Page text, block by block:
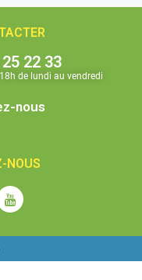
22 33
de lundi au vendredi​
nous
NOUS